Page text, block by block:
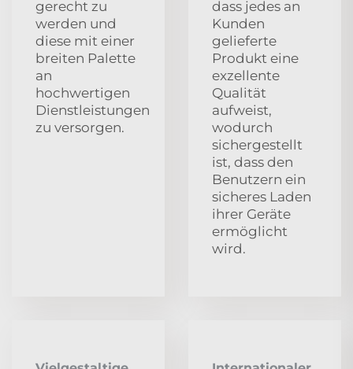
gerecht zu
werden und
diese mit einer
breiten Palette
an
hochwertigen
Dienstleistungen
zu versorgen.
dass jedes an
Kunden
gelieferte
Produkt eine
exzellente
Qualität
aufweist,
wodurch
sichergestellt
ist, dass den
Benutzern ein
sicheres Laden
ihrer Geräte
ermöglicht
wird.